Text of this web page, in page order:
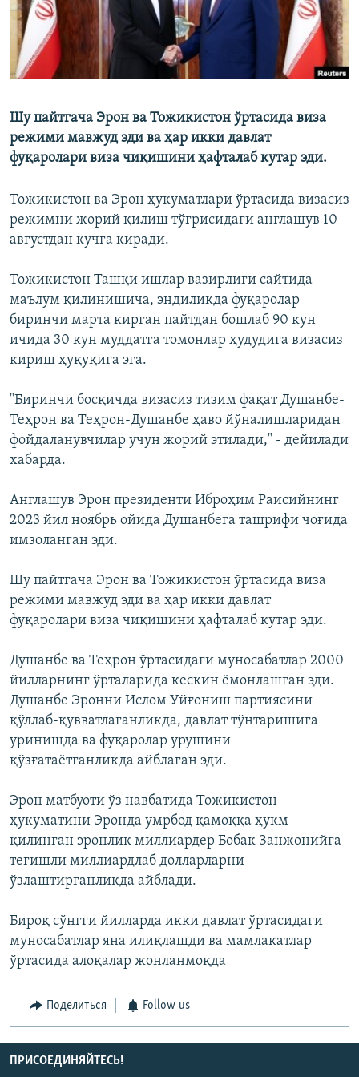
Шу пайтгача Эрон ва Тожикистон ўртасида виза
режими мавжуд эди ва ҳар икки давлат
фуқаролари виза чиқишини ҳафталаб кутар эди.
Тожикистон ва Эрон ҳукуматлари ўртасида визасиз
режимни жорий қилиш тўғрисидаги англашув 10
августдан кучга киради.
Тожикистон Ташқи ишлар вазирлиги сайтида
маълум қилинишича, эндиликда фуқаролар
биринчи марта кирган пайтдан бошлаб 90 кун
ичида 30 кун муддатга томонлар ҳудудига визасиз
кириш ҳуқуқига эга.
"Биринчи босқичда визасиз тизим фақат Душанбе-
Теҳрон ва Теҳрон-Душанбе ҳаво йўналишларидан
фойдаланувчилар учун жорий этилади," - дейилади
хабарда.
Англашув Эрон президенти Иброҳим Раисийнинг
2023 йил ноябрь ойида Душанбега ташрифи чоғида
имзоланган эди.
Шу пайтгача Эрон ва Тожикистон ўртасида виза
режими мавжуд эди ва ҳар икки давлат
фуқаролари виза чиқишини ҳафталаб кутар эди.
Душанбе ва Теҳрон ўртасидаги муносабатлар 2000
йилларнинг ўрталарида кескин ёмонлашган эди.
Душанбе Эронни Ислом Уйғониш партиясини
қўллаб-қувватлаганликда, давлат тўнтаришига
уринишда ва фуқаролар урушини
қўзғатаётганликда айблаган эди.
Эрон матбуоти ўз навбатида Тожикистон
ҳукуматини Эронда умрбод қамоққа ҳукм
қилинган эронлик миллиардер Бобак Занжонийга
тегишли миллиардлаб долларларни
ўзлаштирганликда айблади.
Бироқ сўнгги йилларда икки давлат ўртасидаги
муносабатлар яна илиқлашди ва мамлакатлар
ўртасида алоқалар жонланмоқда
Поделиться Follow us
ПРИСОЕДИНЯЙТЕСЬ!